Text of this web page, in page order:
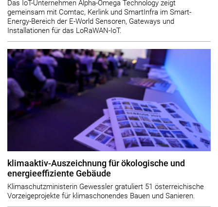
Das IoT-Unternehmen Alpha-Omega Technology zeigt
gemeinsam mit Comtac, Kerlink und SmartInfra im Smart-
Energy-Bereich der E-World Sensoren, Gateways und
Installationen für das LoRaWAN-IoT.
klimaaktiv-Auszeichnung für ökologische und
energieeffiziente Gebäude
Klimaschutzministerin Gewessler gratuliert 51 österreichische
Vorzeigeprojekte für klimaschonendes Bauen und Sanieren.